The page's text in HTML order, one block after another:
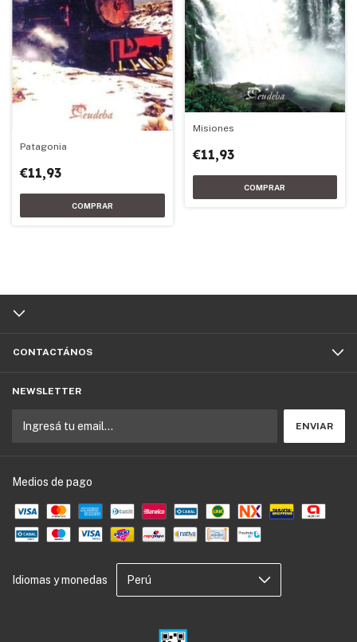
Patagonia
€11,93
Misiones
€11,93
CONTACTÁNOS
NEWSLETTER
Medios de pago
Idiomas y monedas